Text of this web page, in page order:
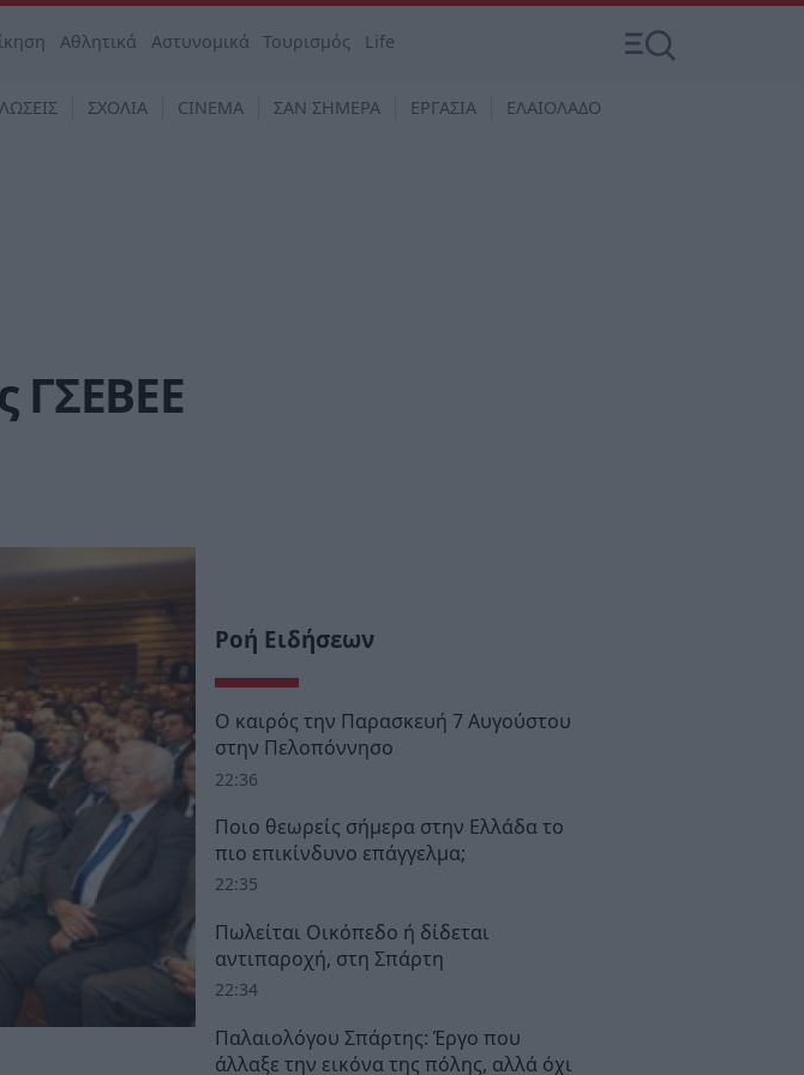
Αθλητικά Αστυνομικά Τουρισμός Life
ΣΧΟΛΙΑ CINEMA ΣΑΝ ΣΗΜΕΡΑ ΕΡΓΑΣΙΑ ΕΛΑΙΟΛΑΔΟ
ΓΣΕΒΕΕ
Ροή Ειδήσεων
Ο καιρός την Παρασκευή 7 Αυγούστου
στην Πελοπόννησο
22:36
Ποιο θεωρείς σήμερα στην Ελλάδα το
πιο επικίνδυνο επάγγελμα;
22:35
Πωλείται Οικόπεδο ή δίδεται
αντιπαροχή, στη Σπάρτη
22:34
Παλαιολόγου Σπάρτης: Έργο που
άλλαξε την εικόνα της πόλης, αλλά όχι